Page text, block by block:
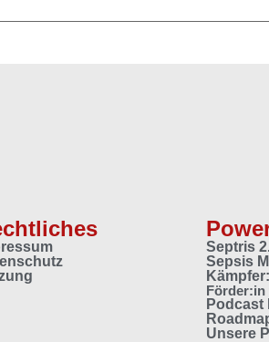
Septris
Sepsis
Förder:in
Podcast
Unsere